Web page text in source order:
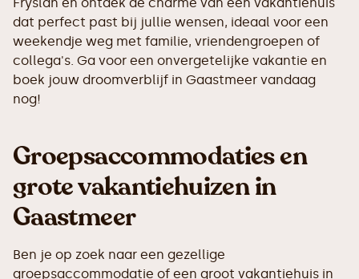
dat perfect past bij jullie wensen, ideaal voor een
weekendje weg met familie, vriendengroepen of
collega's. Ga voor een onvergetelijke vakantie en
boek jouw droomverblijf in Gaastmeer vandaag
nog!
Groepsaccommodaties en
grote vakantiehuizen in
Gaastmeer
Ben je op zoek naar een gezellige
groepsaccommodatie of een groot vakantiehuis in